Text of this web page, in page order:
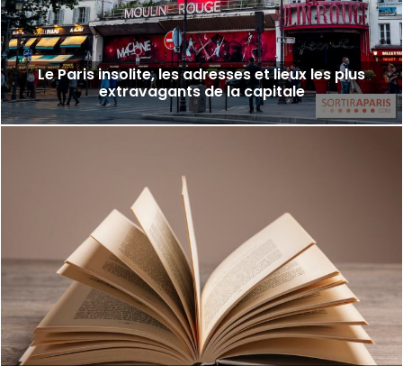
Le Paris insolite, les adresses et lieux les plus
extravagants de la capitale